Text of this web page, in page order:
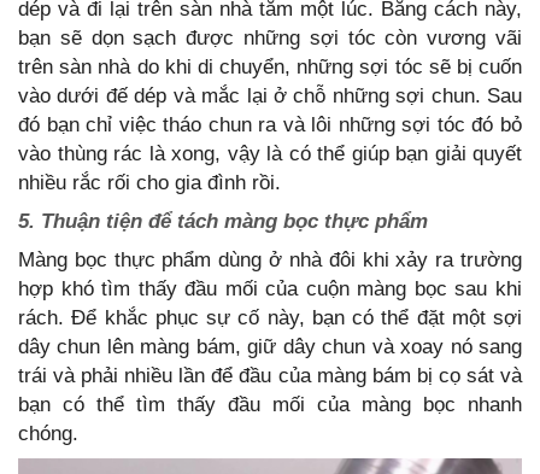
dép và đi lại trên sàn nhà tắm một lúc. Bằng cách này,
bạn sẽ dọn sạch được những sợi tóc còn vương vãi
trên sàn nhà do khi di chuyển, những sợi tóc sẽ bị cuốn
vào dưới đế dép và mắc lại ở chỗ những sợi chun. Sau
đó bạn chỉ việc tháo chun ra và lôi những sợi tóc đó bỏ
vào thùng rác là xong, vậy là có thể giúp bạn giải quyết
nhiều rắc rối cho gia đình rồi.
5. Thuận tiện để tách màng bọc thực phẩm
Màng bọc thực phẩm dùng ở nhà đôi khi xảy ra trường
hợp khó tìm thấy đầu mối của cuộn màng bọc sau khi
rách. Để khắc phục sự cố này, bạn có thể đặt một sợi
dây chun lên màng bám, giữ dây chun và xoay nó sang
trái và phải nhiều lần để đầu của màng bám bị cọ sát và
bạn có thể tìm thấy đầu mối của màng bọc nhanh
chóng.